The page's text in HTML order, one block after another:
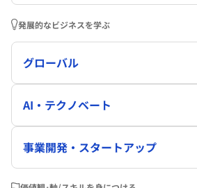
発展的なビジネスを学ぶ
グローバル
AI・テクノベート
事業開発・スタートアップ